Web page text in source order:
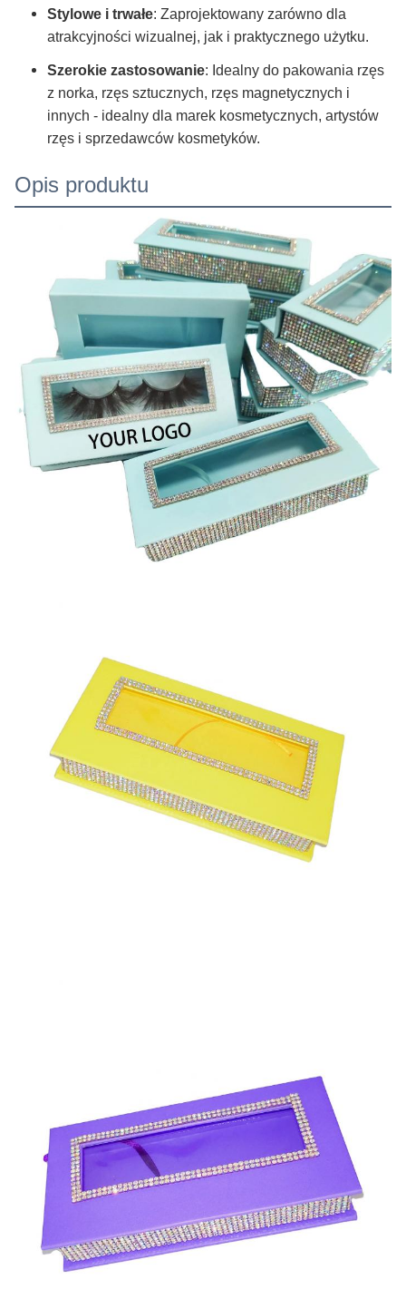
Stylowe i trwałe: Zaprojektowany zarówno dla
atrakcyjności wizualnej, jak i praktycznego użytku.
Szerokie zastosowanie: Idealny do pakowania rzęs
z norka, rzęs sztucznych, rzęs magnetycznych i
innych - idealny dla marek kosmetycznych, artystów
rzęs i sprzedawców kosmetyków.
Opis produktu